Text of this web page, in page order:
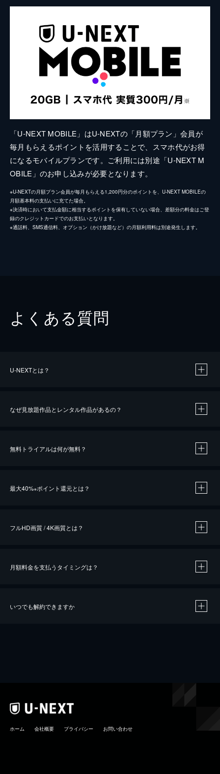
「U-NEXT MOBILE」はU-NEXTの「月額プラン」会員が
毎月もらえるポイントを活用することで、スマホ代がお得
になるモバイルプランです。ご利用には別途「U-NEXT M
OBILE」のお申し込みが必要となります。
※U-NEXTの月額プラン会員が毎月もらえる1,200円分のポイントを、U-NEXT MOBILEの
月額基本料の支払いに充てた場合。
※決済時において支払金額に相当するポイントを保有していない場合、差額分の料金はご登
録のクレジットカードでのお支払いとなります。
※通話料、SMS通信料、オプション（かけ放題など）の月額利用料は別途発生します。
よくある質問
U-NEXTとは？
なぜ見放題作品とレンタル作品があるの？
無料トライアルは何が無料？
最大40%※ポイント還元とは？
※40％ポイント還元の対象は、クレジットカード決済による作品の購入 / レンタルです。
フルHD画質 / 4K画質とは？
月額料金を支払うタイミングは？
いつでも解約できますか
ホーム 会社概要 プライバシー お問い合わせ